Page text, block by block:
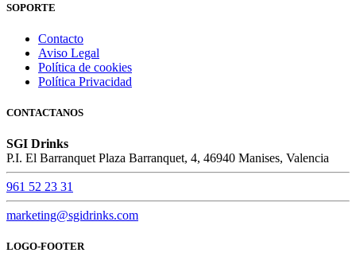
SOPORTE
Contacto
Aviso Legal
Política de cookies
Política Privacidad
CONTACTANOS
SGI Drinks
P.I. El Barranquet Plaza Barranquet, 4, 46940 Manises, Valencia
961 52 23 31
marketing@sgidrinks.com
LOGO-FOOTER